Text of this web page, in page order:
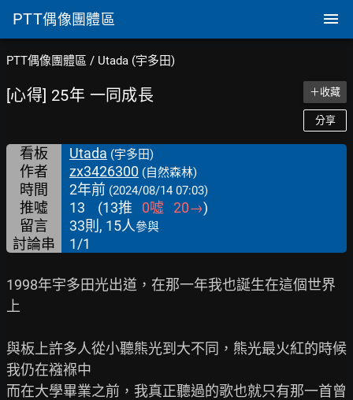
PTT偶像團體區
PTT偶像團體區 / Utada (宇多田)
[心得] 25年 一同成長 ＋收藏
分享
看板 Utada (宇多田)
作者 zx3426300 (自然森林)
時間 2年前 (2024/08/14 07:03)
推噓 13 (13推 0噓 20→)
留言
33則, 15人參與
討論串 1/1
1998年宇多田光出道，在那一年我也誕生在這個世界
上
與板上許多人從小聽熊光到大不同，熊光最火紅的時候
我仍在襁褓中
而在大學畢業之前，我真正聽過的歌也就只有那一首曾